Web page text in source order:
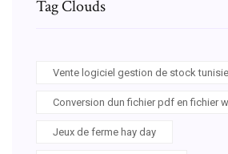
Tag Clouds
Vente logiciel gestion de stock tunisie
Conversion dun fichier pdf en fichier
Jeux de ferme hay day